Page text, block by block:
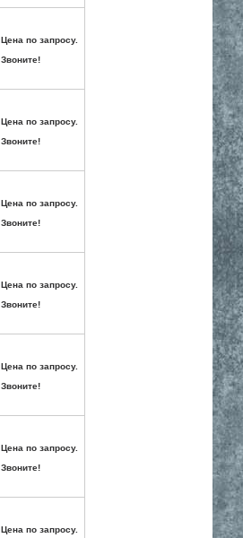
Цена по запросу.
Звоните!
Цена по запросу.
Звоните!
Цена по запросу.
Звоните!
Цена по запросу.
Звоните!
Цена по запросу.
Звоните!
Цена по запросу.
Звоните!
Цена по запросу.